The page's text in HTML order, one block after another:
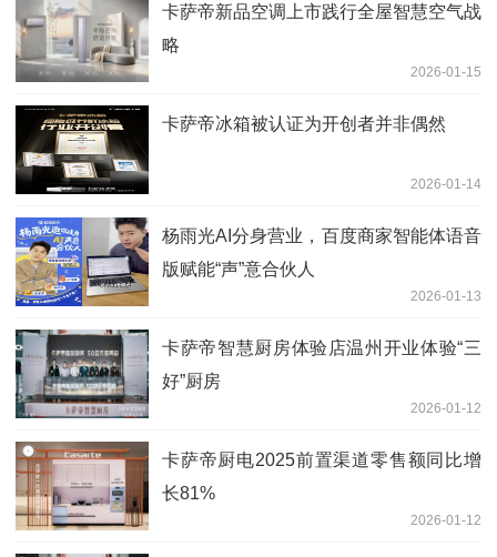
卡萨帝新品空调上市践行全屋智慧空气战
略
2026-01-15
卡萨帝冰箱被认证为开创者并非偶然
2026-01-14
杨雨光AI分身营业，百度商家智能体语音
版赋能“声”意合伙人
2026-01-13
卡萨帝智慧厨房体验店温州开业体验“三
好”厨房
2026-01-12
卡萨帝厨电2025前置渠道零售额同比增
长81%
2026-01-12